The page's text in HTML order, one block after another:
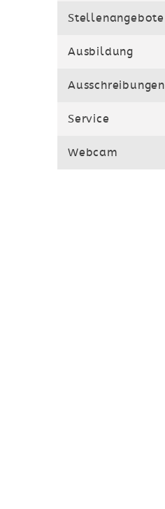
Stellenangebote
Ausbildung
Ausschreibungen
Service
Webcam